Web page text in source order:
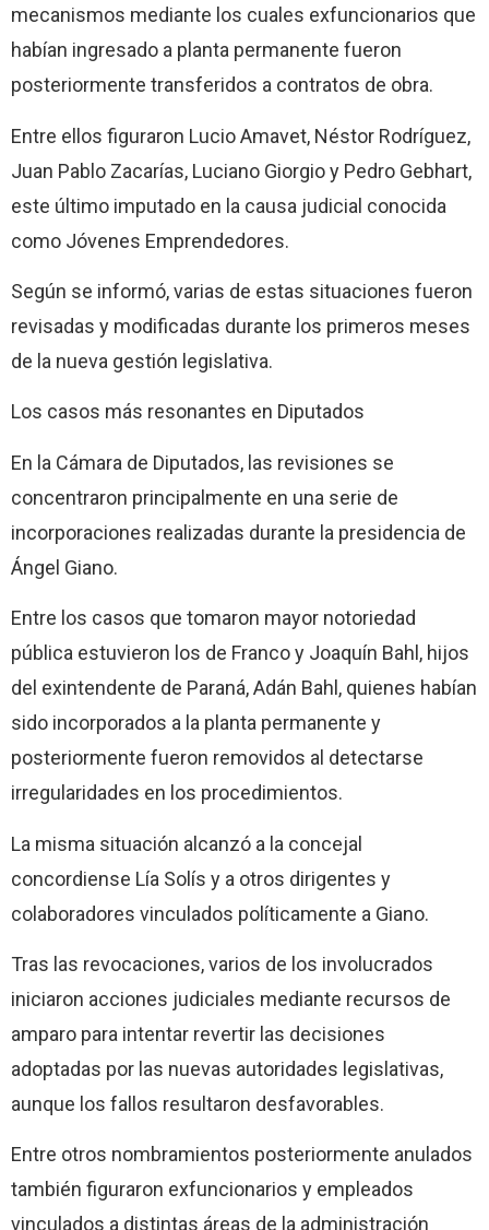
mecanismos mediante los cuales exfuncionarios que
habían ingresado a planta permanente fueron
posteriormente transferidos a contratos de obra.
Entre ellos figuraron Lucio Amavet, Néstor Rodríguez,
Juan Pablo Zacarías, Luciano Giorgio y Pedro Gebhart,
este último imputado en la causa judicial conocida
como Jóvenes Emprendedores.
Según se informó, varias de estas situaciones fueron
revisadas y modificadas durante los primeros meses
de la nueva gestión legislativa.
Los casos más resonantes en Diputados
En la Cámara de Diputados, las revisiones se
concentraron principalmente en una serie de
incorporaciones realizadas durante la presidencia de
Ángel Giano.
Entre los casos que tomaron mayor notoriedad
pública estuvieron los de Franco y Joaquín Bahl, hijos
del exintendente de Paraná, Adán Bahl, quienes habían
sido incorporados a la planta permanente y
posteriormente fueron removidos al detectarse
irregularidades en los procedimientos.
La misma situación alcanzó a la concejal
concordiense Lía Solís y a otros dirigentes y
colaboradores vinculados políticamente a Giano.
Tras las revocaciones, varios de los involucrados
iniciaron acciones judiciales mediante recursos de
amparo para intentar revertir las decisiones
adoptadas por las nuevas autoridades legislativas,
aunque los fallos resultaron desfavorables.
Entre otros nombramientos posteriormente anulados
también figuraron exfuncionarios y empleados
vinculados a distintas áreas de la administración